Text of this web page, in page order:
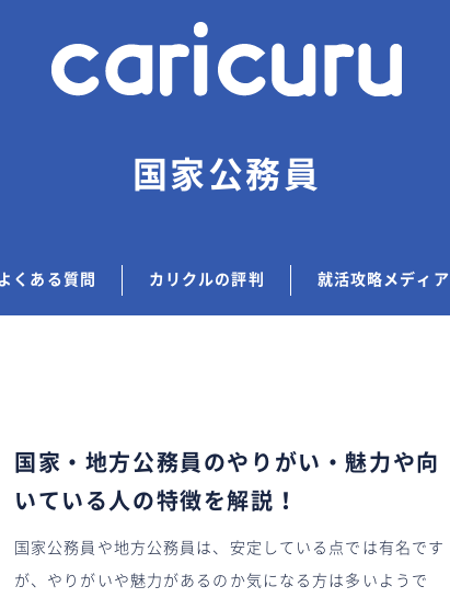
国家公務員
くある質問 カリクルの評判 就活攻略メディア
国家・地方公務員のやりがい・魅力や向
いている人の特徴を解説！
国家公務員や地方公務員は、安定している点では有名です
が、やりがいや魅力があるのか気になる方は多いようで